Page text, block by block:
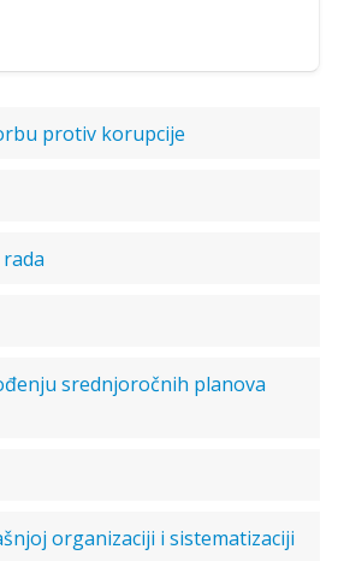
protiv korupcije
srednjoročnih planova
organizaciji i sistematizaciji